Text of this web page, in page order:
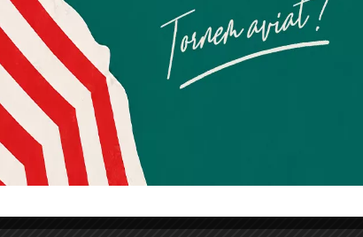
popular
Quan l’usuari crea un compte al Diari el Jardí, dona el seu
consentiment explícit per rebre comunicacions
informatives relacionades amb el servei. Aquest
consentiment pot ser revocat en qualsevol moment
mitjançant l’enllaç de baixa present a tots els correus.